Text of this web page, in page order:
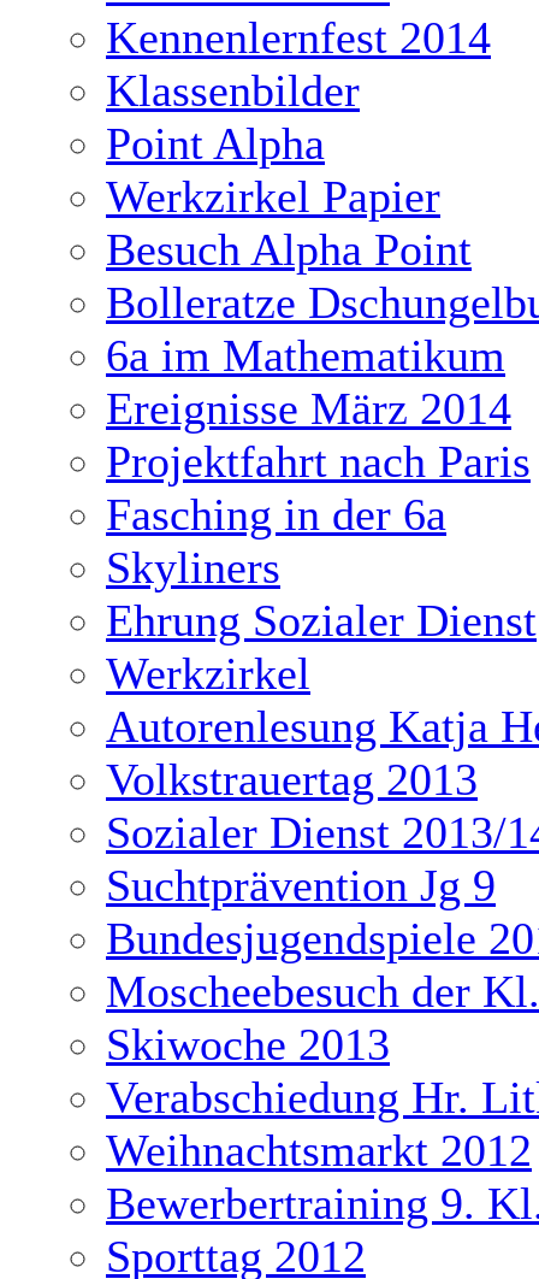
Kennenlernfest 2014
Klassenbilder
Point Alpha
Werkzirkel Papier
Besuch Alpha Point
Bolleratze
6a im Mathematikum
Ereignisse März 2014
Projektfahrt nach Paris
Fasching in der 6a
Skyliners
Ehrung Sozialer Dienst
Werkzirkel
Autorenlesung Katja
Volkstrauertag 2013
Sozialer Dienst 2013/
Suchtprävention Jg 9
Bundesjugendspiele
Moscheebesuch der
Skiwoche 2013
Verabschiedung Hr.
Weihnachtsmarkt 2012
Bewerbertraining 9.
Sporttag 2012